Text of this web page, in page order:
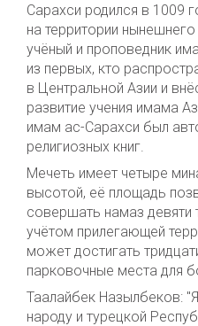
Сарахси родился в 1009
на территории
учёный и проповедник
из первых, кто
в Центральной Азии и
развитие учения имама
имам ас-Сарахси был
религиозных книг.
Мечеть имеет четыре
высотой, её площадь
совершать намаз девяти
учётом прилегающей
может достигать
парковочные места для
Таалайбек Назылбеков: "
народу и турецкой